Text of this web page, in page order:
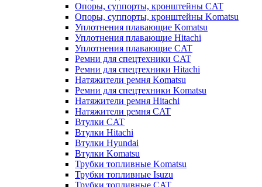
Опоры, суппорты, кронштейны CAT
Опоры, суппорты, кронштейны Komatsu
Уплотнения плавающие Komatsu
Уплотнения плавающие Hitachi
Уплотнения плавающие CAT
Ремни для спецтехники CAT
Ремни для спецтехники Hitachi
Натяжители ремня Komatsu
Ремни для спецтехники Komatsu
Натяжители ремня Hitachi
Натяжители ремня CAT
Втулки CAT
Втулки Hitachi
Втулки Hyundai
Втулки Komatsu
Трубки топливные Komatsu
Трубки топливные Isuzu
Трубки топливные CAT